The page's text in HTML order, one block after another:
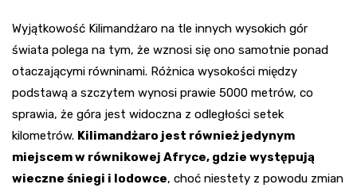
Wyjątkowość Kilimandżaro na tle innych wysokich gór
świata polega na tym, że wznosi się ono samotnie ponad
otaczającymi równinami. Różnica wysokości między
podstawą a szczytem wynosi prawie 5000 metrów, co
sprawia, że góra jest widoczna z odległości setek
kilometrów. Kilimandżaro jest również jedynym
miejscem w równikowej Afryce, gdzie występują
wieczne śniegi i lodowce, choć niestety z powodu zmian